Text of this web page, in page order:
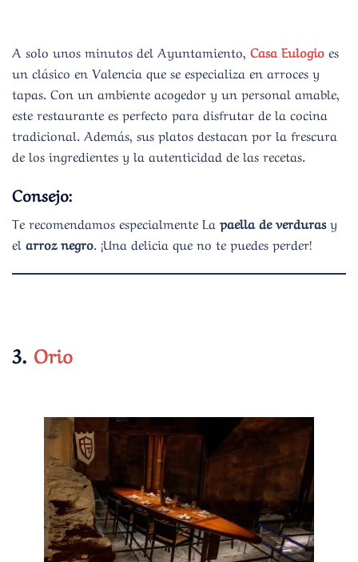
A solo unos minutos del Ayuntamiento, Casa Eulogio es
un clásico en Valencia que se especializa en arroces y
tapas. Con un ambiente acogedor y un personal amable,
este restaurante es perfecto para disfrutar de la cocina
tradicional. Además, sus platos destacan por la frescura
de los ingredientes y la autenticidad de las recetas.
Consejo:
Te recomendamos especialmente La paella de verdurasy
el arroz negro . ¡Una delicia que no te puedes perder!
3. Orio